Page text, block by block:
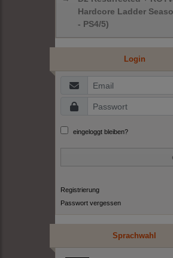
Hardcore Ladder
- PS4/5)
Login
eingeloggt bleiben?
Registrierung
Passwort vergessen
Sprachwahl